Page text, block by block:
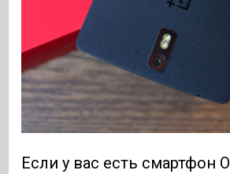
Если у вас есть смартфон